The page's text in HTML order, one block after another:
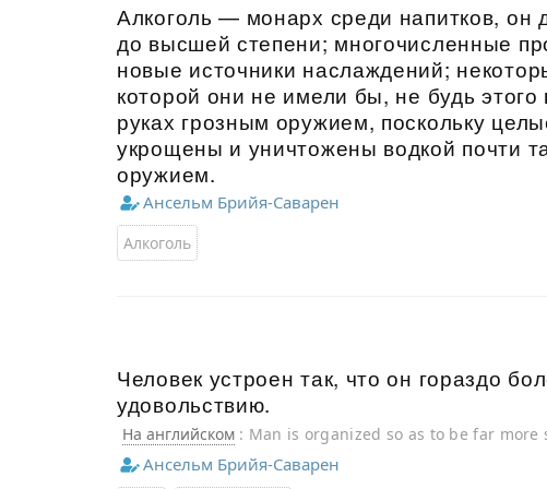
Алкоголь — монарх среди напитков, он
до высшей степени; многочисленные
новые источники наслаждений;
которой они не имели бы, не будь
руках грозным оружием, поскольку
укрощены и уничтожены водкой почти
оружием.
Ансельм Брийя-Саварен
Алкоголь
Человек устроен так, что он гораздо
удовольствию.
На английском : Man is organized so as to be far
Ансельм Брийя-Саварен